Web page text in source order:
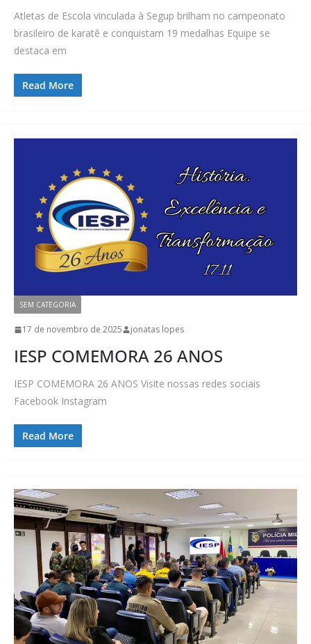
Atletas de Escola vinculada à Segup brilham no campeonato
brasileiro de karatê e conquistam 19 medalhas Equipe se
destaca em
Read More
SEM CATEGORIA
17 de novembro de 2025 jonatas lopes
IESP COMEMORA 26 ANOS
IESP COMEMORA 26 ANOS Visite nossas redes sociais
Facebook Instagram
Read More